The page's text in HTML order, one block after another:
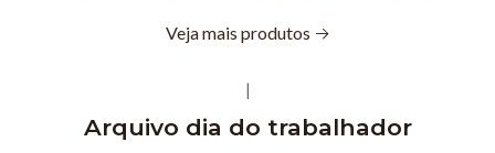
Veja mais produtos
|
Arquivo dia do trabalhador